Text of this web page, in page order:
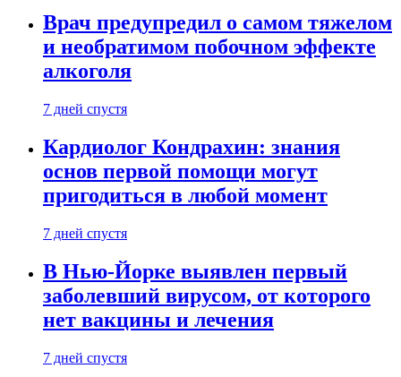
Врач предупредил о самом тяжелом
и необратимом побочном эффекте
алкоголя
7 дней спустя
Кардиолог Кондрахин: знания
основ первой помощи могут
пригодиться в любой момент
7 дней спустя
В Нью-Йорке выявлен первый
заболевший вирусом, от которого
нет вакцины и лечения
7 дней спустя